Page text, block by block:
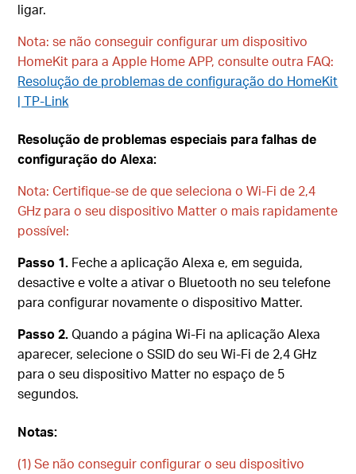
ligar.
Nota: se não conseguir configurar um dispositivo
HomeKit para a Apple Home APP, consulte outra FAQ:
Resolução de problemas de configuração do HomeKit
| TP-Link
Resolução de problemas especiais para falhas de
configuração do Alexa:
Nota: Certifique-se de que seleciona o Wi-Fi de 2,4
GHz para o seu dispositivo Matter o mais rapidamente
possível:
Passo 1. Feche a aplicação Alexa e, em seguida,
desactive e volte a ativar o Bluetooth no seu telefone
para configurar novamente o dispositivo Matter.
Passo 2.Quando a página Wi-Fi na aplicação Alexa
aparecer, selecione o SSID do seu Wi-Fi de 2,4 GHz
para o seu dispositivo Matter no espaço de 5
segundos.
Notas:
(1) Se não conseguir configurar o seu dispositivo